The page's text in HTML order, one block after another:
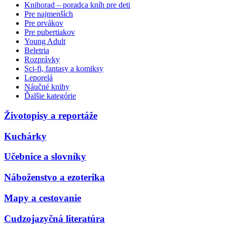
Knihorad – poradca kníh pre deti
Pre najmenších
Pre prvákov
Pre pubertiakov
Young Adult
Beletria
Rozprávky
Sci-fi, fantasy a komiksy
Leporelá
Náučné knihy
Ďalšie kategórie
Životopisy a reportáže
Kuchárky
Učebnice a slovníky
Náboženstvo a ezoterika
Mapy a cestovanie
Cudzojazyčná literatúra